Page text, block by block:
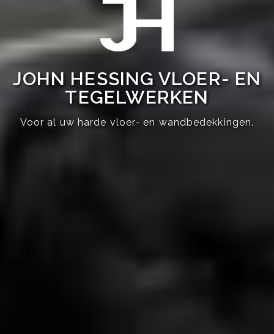
JOHN HESSING VLOER- EN
TEGELWERKEN
Voor al uw harde vloer- en wandbedekkingen.